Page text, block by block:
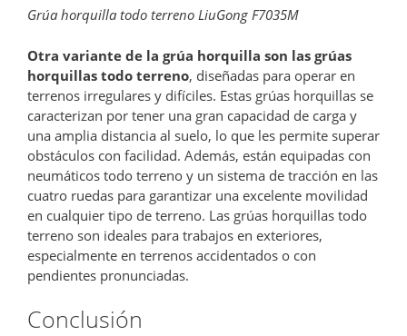
Grúa horquilla todo terreno LiuGong F7035M
Otra variante de la grúa horquilla son las grúas
horquillas todo terreno, diseñadas para operar en
terrenos irregulares y difíciles. Estas grúas horquillas se
caracterizan por tener una gran capacidad de carga y
una amplia distancia al suelo, lo que les permite superar
obstáculos con facilidad. Además, están equipadas con
neumáticos todo terreno y un sistema de tracción en las
cuatro ruedas para garantizar una excelente movilidad
en cualquier tipo de terreno. Las grúas horquillas todo
terreno son ideales para trabajos en exteriores,
especialmente en terrenos accidentados o con
pendientes pronunciadas.
Conclusión